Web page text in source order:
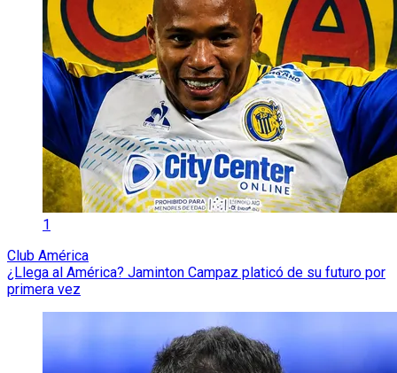
1
Club América
¿Llega al América? Jaminton Campaz platicó de su futuro por
primera vez